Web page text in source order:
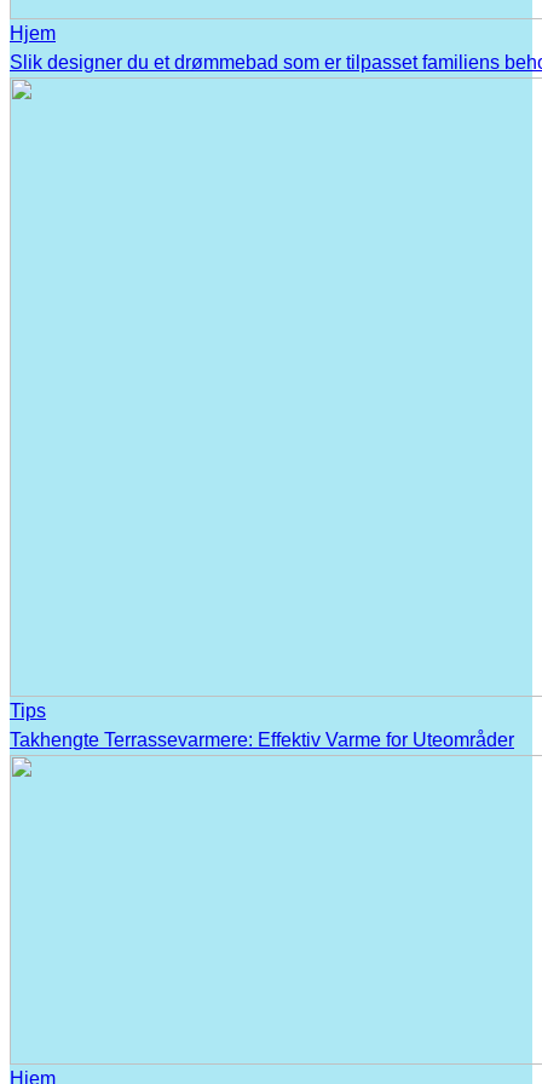
Hjem
Slik designer du et drømmebad som er tilpasset familiens
Tips
Takhengte Terrassevarmere: Effektiv Varme for Uteområder
Hjem